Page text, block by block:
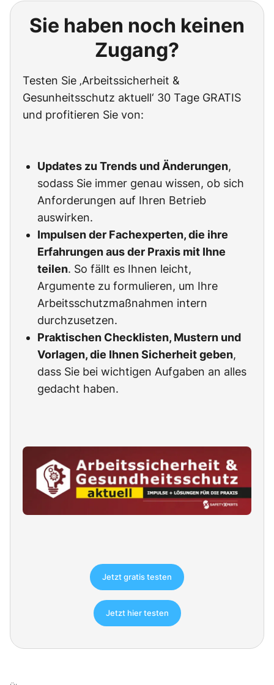
Sie haben noch keinen
Zugang?
Testen Sie ‚Arbeitssicherheit &
Gesunheitsschutz aktuell‘ 30 Tage GRATIS
und profitieren Sie von:
Updates zu Trends und Änderungen,
sodass Sie immer genau wissen, ob sich
Anforderungen auf Ihren Betrieb
auswirken.
Impulsen der Fachexperten, die ihre
Erfahrungen aus der Praxis mit Ihne
teilen. So fällt es Ihnen leicht,
Argumente zu formulieren, um Ihre
Arbeitsschutzmaßnahmen intern
durchzusetzen.
Praktischen Checklisten, Mustern und
Vorlagen, die Ihnen Sicherheit geben,
dass Sie bei wichtigen Aufgaben an alles
gedacht haben.
Jetzt gratis testen
Jetzt hier testen